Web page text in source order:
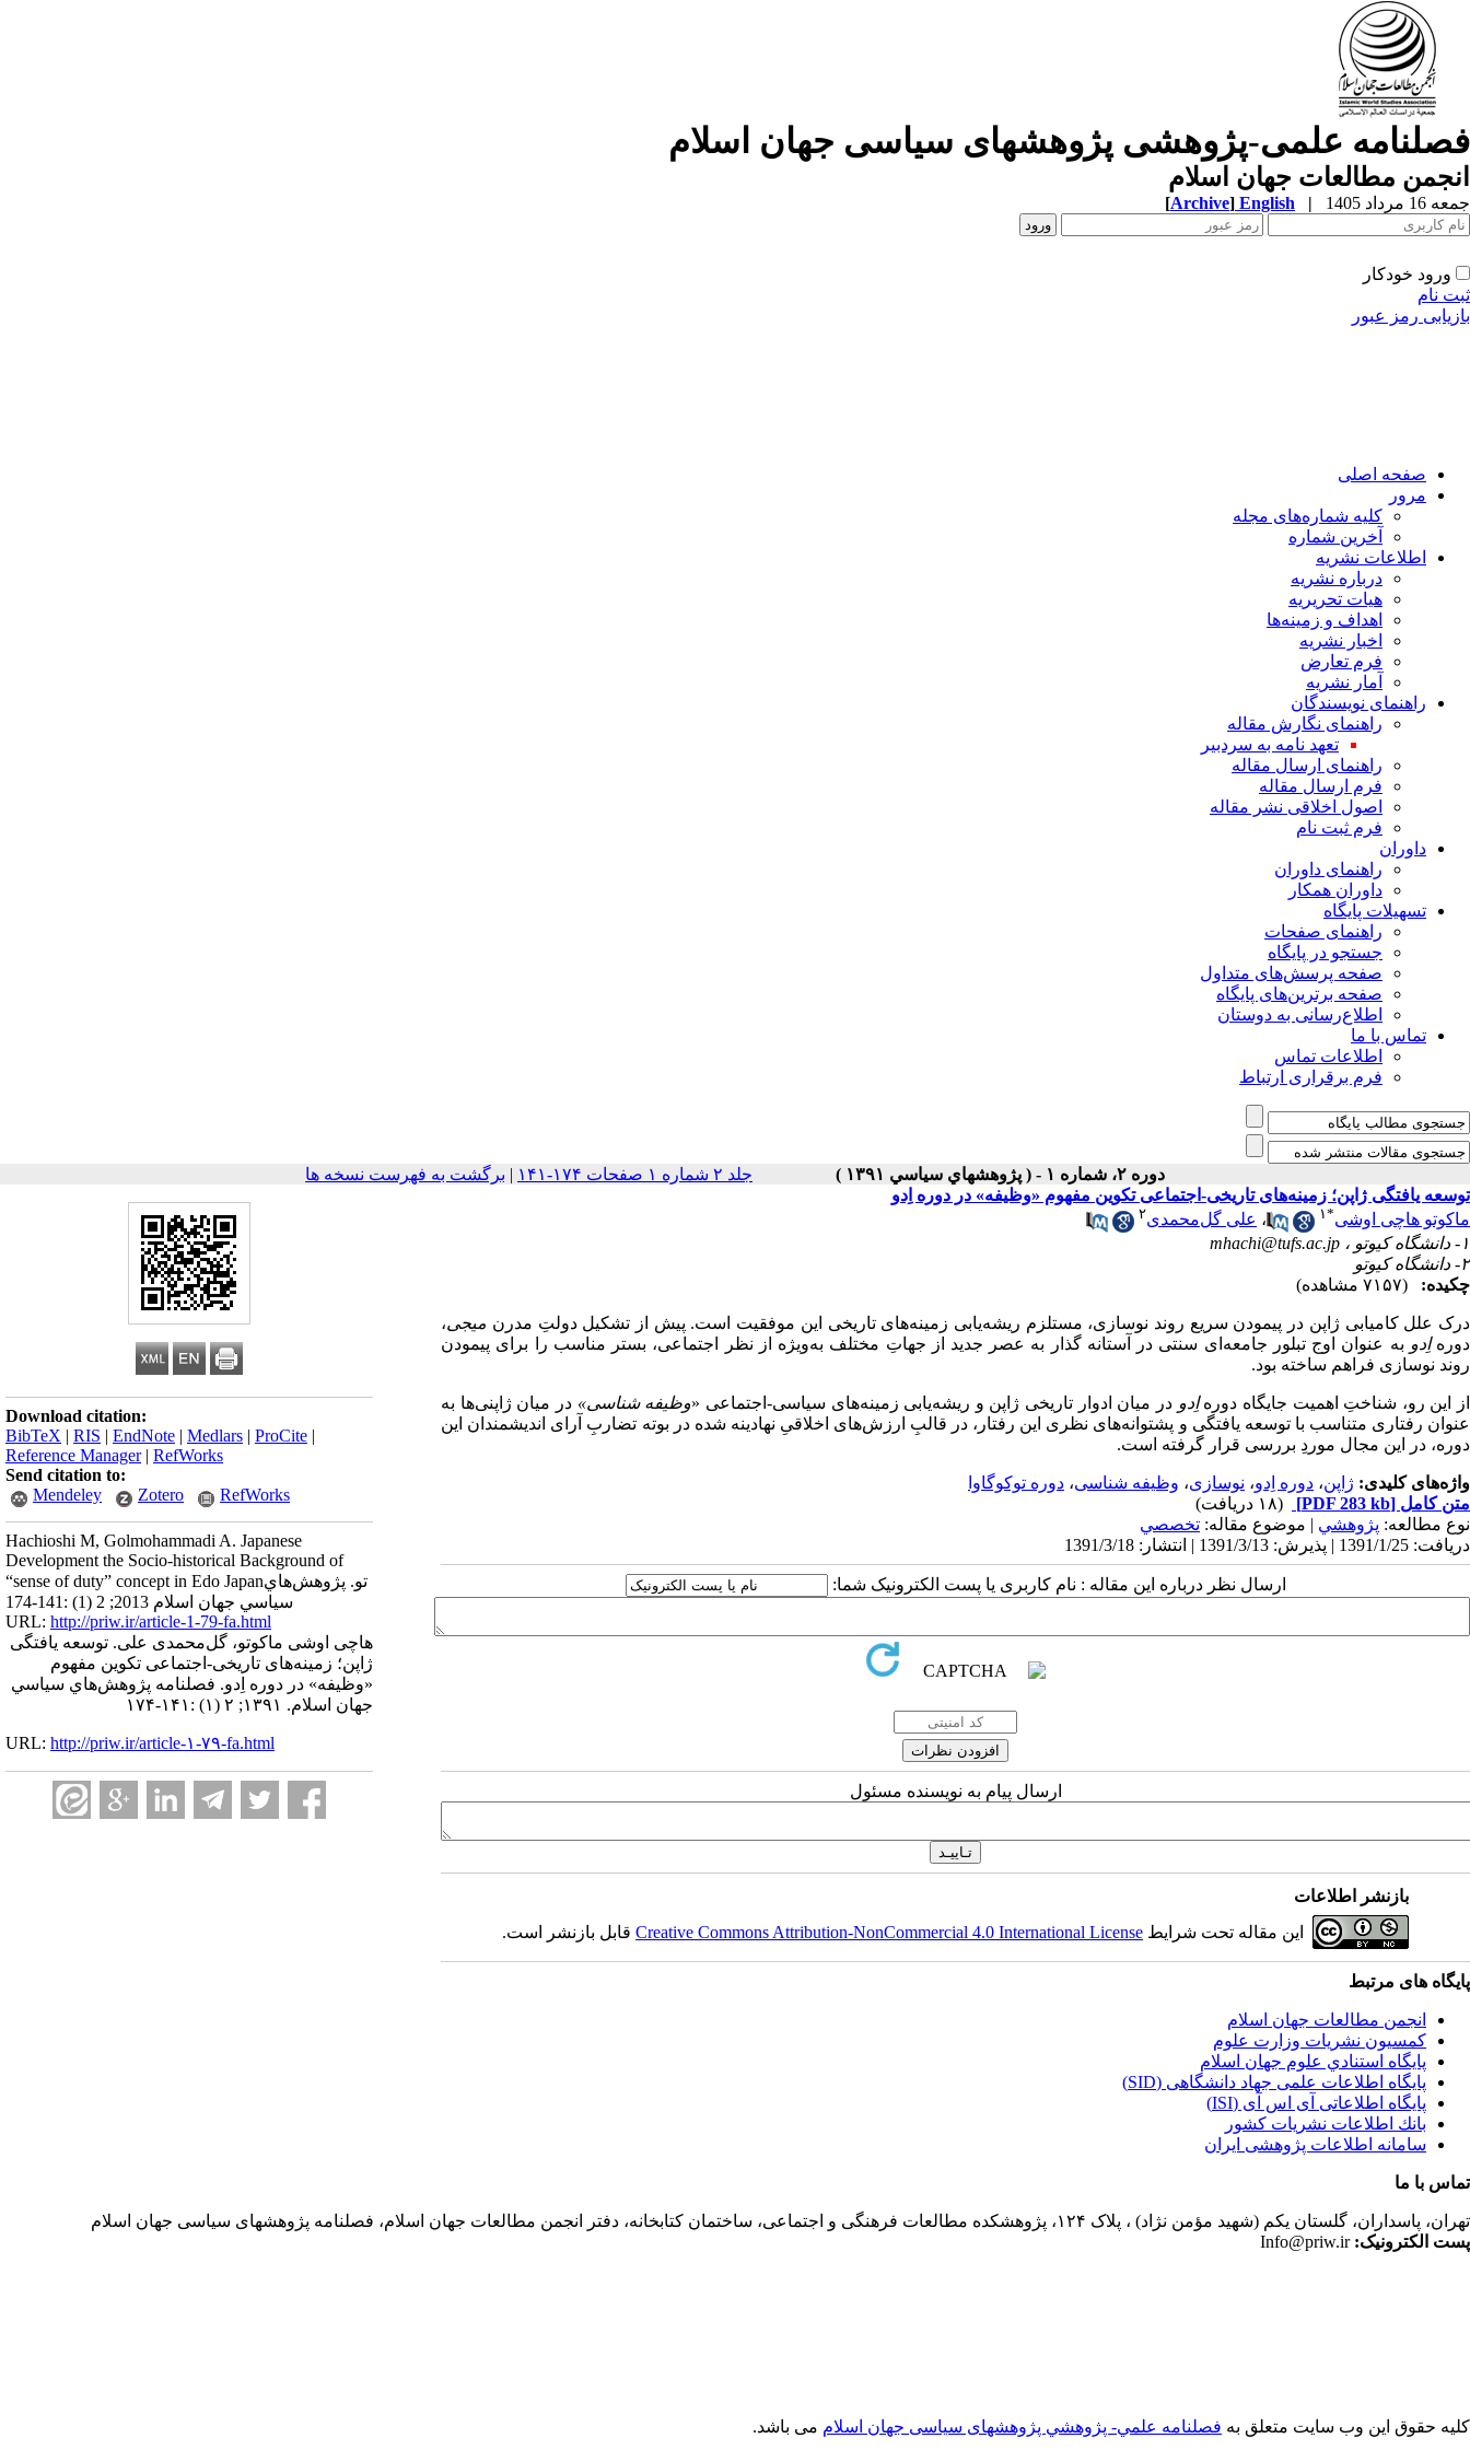
فصلنامه علمی-پژوهشی پژوهشهای سیاسی جهان اسلام
انجمن مطالعات جهان اسلام
جمعه 16 مرداد 1405 |
English
[Archive]
ورود خودکار
ثبت نام
بازیابی رمز عبور
صفحه اصلی
مرور
کلیه شماره‌های مجله
آخرین شماره
اطلاعات نشریه
درباره نشریه
هیات تحریریه
اهداف و زمینه‌ها
اخبار نشریه
فرم تعارض
آمار نشریه
راهنمای نویسندگان
راهنمای نگارش مقاله
تعهد نامه به سردبیر
راهنمای ارسال مقاله
فرم ارسال مقاله
اصول اخلاقی نشر مقاله
فرم ثبت نام
داوران
راهنمای داوران
داوران همکار
تسهیلات پایگاه
راهنمای صفحات
جستجو در پایگاه
صفحه پرسش‌های متداول
صفحه برترین‌های پایگاه
اطلاع‌رسانی به دوستان
تماس با ما
اطلاعات تماس
فرم برقراری ارتباط
دوره ۲، شماره ۱ - ( پژوهشهاي سياسي ۱۳۹۱ ) جلد ۲ شماره ۱ صفحات ۱۷۴-۱۴۱ | برگشت به فهرست نسخه ها
Download citation:
BibTeX | RIS | EndNote | Medlars | ProCite |
Reference Manager| RefWorks
Send citation to:
Mendeley
Zotero RefWorks
Hachioshi M, Golmohammadi A. Japanese
Development the Socio-historical Background of
“sense of duty” concept in Edo Japanتو. پژوهش‌هاي
سياسي جهان اسلام 2013; 2 (1) :141-174
URL: http://priw.ir/article-1-79-fa.html
هاچی اوشی ماکوتو، گل‌محمدی علی. توسعه یافتگی
ژاپن؛ زمینه‌های تاریخی-اجتماعی تکوین مفهوم
«وظیفه» در دوره اِدو. فصلنامه پژوهش‌هاي سياسي
جهان اسلام. ۱۳۹۱; ۲ (۱) :۱۴۱-۱۷۴
URL: http://priw.ir/article-۱-۷۹-fa.html
توسعه یافتگی ژاپن؛ زمینه‌های تاریخی-اجتماعی تکوین مفهوم «وظیفه» در دوره اِدو
ماکوتو هاچی اوشی*۱ ، علی گل‌محمدی۲
۱- دانشگاه کیوتو ،
mhachi@tufs.ac.jp
۲- دانشگاه کیوتو
چکیده:
(۷۱۵۷ مشاهده)
درک علل کامیابی ژاپن در پیمودن سریع روند نوسازی، مستلزم ریشه‌یابی زمینه‌های تاریخی این موفقیت است. پیش از تشکیل دولتِ مدرن میجی،
دورهاِدو به عنوان اوج تبلور جامعه‌ای سنتی در آستانه گذار به عصر جدید از جهاتِ مختلف به‌ویژه از نظر اجتماعی، بستر مناسب را برای پیمودن
روند نوسازی فراهم ساخته بود.
از این رو، شناختِ اهمیت جایگاه دورهاِدو در میان ادوار تاریخی ژاپن و ریشه‌یابی زمینه‌های سیاسی-اجتماعی «وظیفه شناسی» در میان ژاپنی‌ها به
عنوان رفتاری متناسب با توسعه یافتگی و پشتوانه‌های نظری این رفتار، در قالبِ ارزش‌های اخلاقیِ نهادینه شده در بوته تضاربِ آرای اندیشمندان این
دوره، در این مجال موردِ بررسی قرار گرفته است.
واژه‌های کلیدی: ژاپن، دوره اِدو، نوسازی، وظیفه شناسی، دوره توکوگاوا
متن کامل [PDF 283 kb]
(۱۸ دریافت)
نوع مطالعه: پژوهشي | موضوع مقاله: تخصصي
دریافت: 1391/1/25 | پذیرش: 1391/3/13 | انتشار: 1391/3/18
ارسال نظر درباره این مقاله : نام کاربری یا پست الکترونیک شما:
ارسال پیام به نویسنده مسئول
بازنشر اطلاعات
این مقاله تحت شرایط Creative Commons Attribution-NonCommercial 4.0 International Licenseقابل بازنشر است.
پایگاه های مرتبط
انجمن مطالعات جهان اسلام
کمسیون نشریات وزارت علوم
پايگاه استنادي علوم جهان اسلام
پایگاه اطلاعات علمی جهاد دانشگاهی (SID)
پایگاه اطلاعاتی آی اس آی (ISI)
بانك اطلاعات نشريات كشور
سامانه اطلاعات پژوهشی ایران
تماس با ما
تهران، پاسداران، گلستان یکم (شهید مؤمن نژاد) ، پلاک ۱۲۴، پژوهشکده مطالعات فرهنگی و اجتماعی، ساختمان کتابخانه، دفتر انجمن مطالعات جهان اسلام، فصلنامه پژوهشهای سیاسی جهان اسلام
پست الکترونیک:Info@priw.ir
کلیه حقوق این وب سایت متعلق به فصلنامه علمي- پژوهشي پژوهشهای سیاسی جهان اسلام می باشد.